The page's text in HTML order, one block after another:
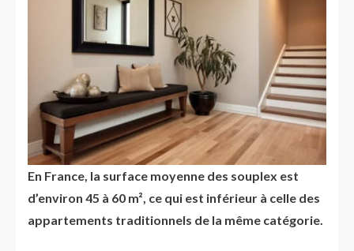
En France, la surface moyenne des souplex est
d’environ 45 à 60 m², ce qui est inférieur à celle des
appartements traditionnels de la même catégorie.